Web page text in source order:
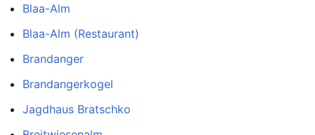
Blaa-Alm
Blaa-Alm (Restaurant)
Brandanger
Brandangerkogel
Jagdhaus Bratschko